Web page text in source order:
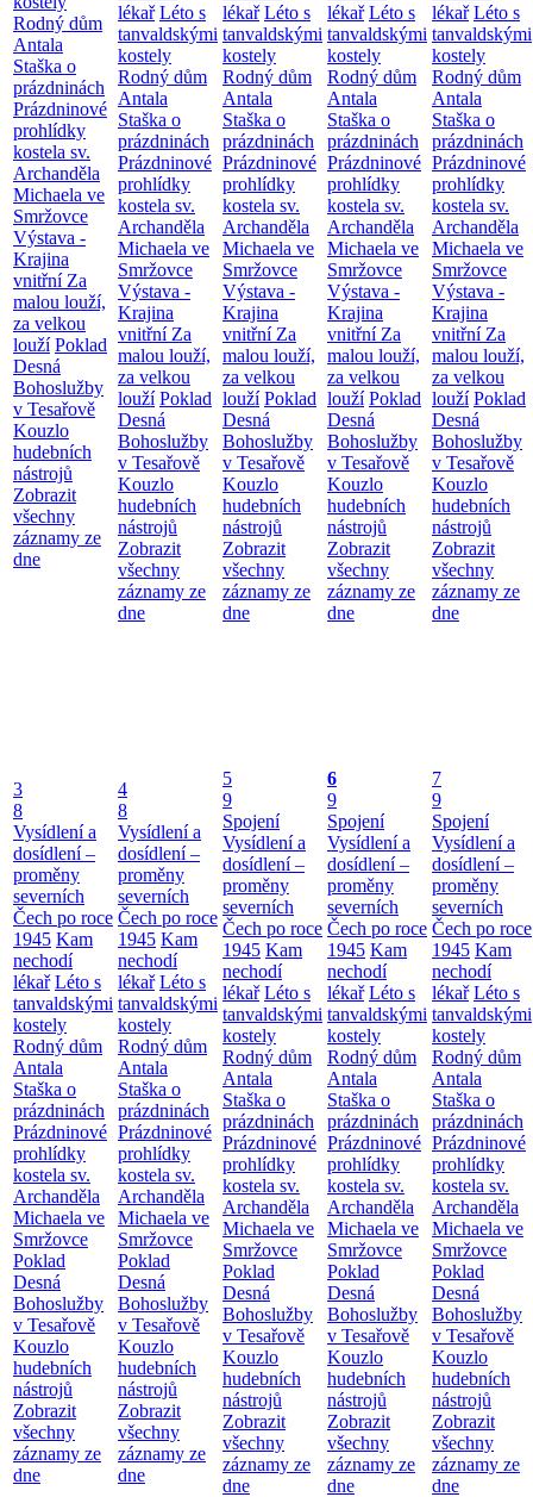
Rodný dům
Antala
Staška o
prázdninách
Prázdninové
prohlídky
kostela sv.
Archanděla
Michaela ve
Smržovce
Výstava -
Krajina
vnitřní Za
malou louží,
za velkou
louží Poklad
Desná
Bohoslužby
v Tesařově
Kouzlo
hudebních
nástrojů
Zobrazit
všechny
záznamy ze
dne
lékař Léto s
tanvaldskými
kostely
Rodný dům
Antala
Staška o
prázdninách
Prázdninové
prohlídky
kostela sv.
Archanděla
Michaela ve
Smržovce
Výstava -
Krajina
vnitřní Za
malou louží,
za velkou
louží Poklad
Desná
Bohoslužby
v Tesařově
Kouzlo
hudebních
nástrojů
Zobrazit
všechny
záznamy ze
dne
lékař Léto s
tanvaldskými
kostely
Rodný dům
Antala
Staška o
prázdninách
Prázdninové
prohlídky
kostela sv.
Archanděla
Michaela ve
Smržovce
Výstava -
Krajina
vnitřní Za
malou louží,
za velkou
louží Poklad
Desná
Bohoslužby
v Tesařově
Kouzlo
hudebních
nástrojů
Zobrazit
všechny
záznamy ze
dne
lékař Léto s
tanvaldskými
kostely
Rodný dům
Antala
Staška o
prázdninách
Prázdninové
prohlídky
kostela sv.
Archanděla
Michaela ve
Smržovce
Výstava -
Krajina
vnitřní Za
malou louží,
za velkou
louží Poklad
Desná
Bohoslužby
v Tesařově
Kouzlo
hudebních
nástrojů
Zobrazit
všechny
záznamy ze
dne
lékař Léto s
tanvaldskými
kostely
Rodný dům
Antala
Staška o
prázdninách
Prázdninové
prohlídky
kostela sv.
Archanděla
Michaela ve
Smržovce
Výstava -
Krajina
vnitřní Za
malou louží,
za velkou
louží Poklad
Desná
Bohoslužby
v Tesařově
Kouzlo
hudebních
nástrojů
Zobrazit
všechny
záznamy ze
dne
3
8
Vysídlení a
dosídlení –
proměny
severních
Čech po roce
1945 Kam
nechodí
lékař Léto s
tanvaldskými
kostely
Rodný dům
Antala
Staška o
prázdninách
Prázdninové
prohlídky
kostela sv.
Archanděla
Michaela ve
Smržovce
Poklad
Desná
Bohoslužby
v Tesařově
Kouzlo
hudebních
nástrojů
Zobrazit
všechny
záznamy ze
dne
4
8
Vysídlení a
dosídlení –
proměny
severních
Čech po roce
1945 Kam
nechodí
lékař Léto s
tanvaldskými
kostely
Rodný dům
Antala
Staška o
prázdninách
Prázdninové
prohlídky
kostela sv.
Archanděla
Michaela ve
Smržovce
Poklad
Desná
Bohoslužby
v Tesařově
Kouzlo
hudebních
nástrojů
Zobrazit
všechny
záznamy ze
dne
5
9
Spojení
Vysídlení a
dosídlení –
proměny
severních
Čech po roce
1945 Kam
nechodí
lékař Léto s
tanvaldskými
kostely
Rodný dům
Antala
Staška o
prázdninách
Prázdninové
prohlídky
kostela sv.
Archanděla
Michaela ve
Smržovce
Poklad
Desná
Bohoslužby
v Tesařově
Kouzlo
hudebních
nástrojů
Zobrazit
všechny
záznamy ze
dne
6
9
Spojení
Vysídlení a
dosídlení –
proměny
severních
Čech po roce
1945 Kam
nechodí
lékař Léto s
tanvaldskými
kostely
Rodný dům
Antala
Staška o
prázdninách
Prázdninové
prohlídky
kostela sv.
Archanděla
Michaela ve
Smržovce
Poklad
Desná
Bohoslužby
v Tesařově
Kouzlo
hudebních
nástrojů
Zobrazit
všechny
záznamy ze
dne
7
9
Spojení
Vysídlení a
dosídlení –
proměny
severních
Čech po roce
1945 Kam
nechodí
lékař Léto s
tanvaldskými
kostely
Rodný dům
Antala
Staška o
prázdninách
Prázdninové
prohlídky
kostela sv.
Archanděla
Michaela ve
Smržovce
Poklad
Desná
Bohoslužby
v Tesařově
Kouzlo
hudebních
nástrojů
Zobrazit
všechny
záznamy ze
dne